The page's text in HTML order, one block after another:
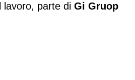
lavoro, parte di Gi Gruop